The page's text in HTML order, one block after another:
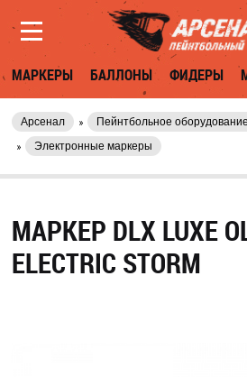
МАРКЕРЫ БАЛЛОНЫ ФИДЕРЫ
Арсенал Пейнтбольное оборудование
Электронные маркеры
МАРКЕР DLX LUXE
ELECTRIC STORM